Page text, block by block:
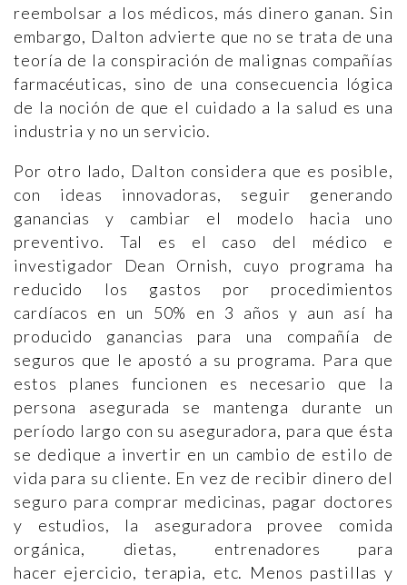
reembolsar a los médicos, más dinero ganan. Sin
embargo, Dalton advierte que no se trata de una
teoría de la conspiración de malignas compañías
farmacéuticas, sino de una consecuencia lógica
de la noción de que el cuidado a la salud es una
industria y no un servicio.
Por otro lado, Dalton considera que es posible,
con ideas innovadoras, seguir generando
ganancias y cambiar el modelo hacia uno
preventivo. Tal es el caso del médico e
investigador Dean Ornish, cuyo programa ha
reducido los gastos por procedimientos
cardíacos en un 50% en 3 años y aun así ha
producido ganancias para una compañía de
seguros que le apostó a su programa. Para que
estos planes funcionen es necesario que la
persona asegurada se mantenga durante un
período largo con su aseguradora, para que ésta
se dedique a invertir en un cambio de estilo de
vida para su cliente. En vez de recibir dinero del
seguro para comprar medicinas, pagar doctores
y estudios, la aseguradora provee comida
orgánica, dietas, entrenadores para
hacer ejercicio, terapia, etc. Menos pastillas y